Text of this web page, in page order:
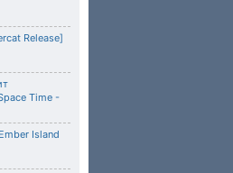
Release]
Time -
Island